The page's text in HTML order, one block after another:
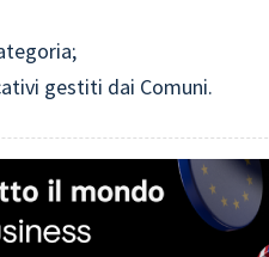
gestiti dai Comuni.